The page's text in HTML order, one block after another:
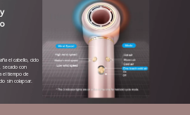
el cabello, ciclo
secado con
el tiempo de
sin colapsar.